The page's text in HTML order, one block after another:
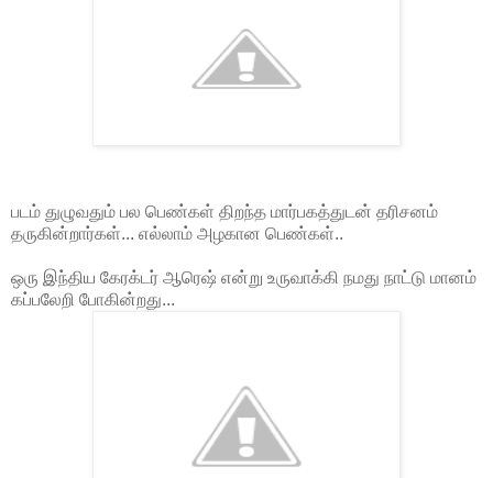
படம் துழுவதும் பல பெண்கள் திறந்த மார்பகத்துடன் தரிசனம்
தருகின்றார்கள்... எல்லாம் அழகான பெண்கள்..
ஒரு இந்திய கேரக்டர் ஆரெஷ் என்று உருவாக்கி நமது நாட்டு மானம்
கப்பலேறி போகின்றது...